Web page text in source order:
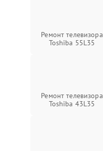
Ремонт телевизора
Toshiba 55L35
Ремонт телевизора
Toshiba 43L35